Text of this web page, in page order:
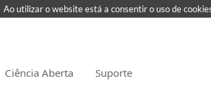
Ciência Aberta Suporte
Ao utilizar o website está a consentir o uso de